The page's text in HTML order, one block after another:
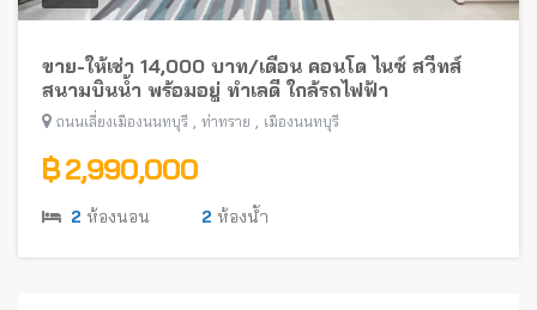
ขาย-ให้เช่า 14,000 บาท/เดือน คอนโด ไนซ์ สวีทส์
สนามบินน้ำ พร้อมอยู่ ทำเลดี ใกล้รถไฟฟ้า
ถนนเลี่ยงเมืองนนทบุรี , ท่าทราย , เมืองนนทบุรี
฿ 2,990,000
2 ห้องนอน 2 ห้องน้ำ